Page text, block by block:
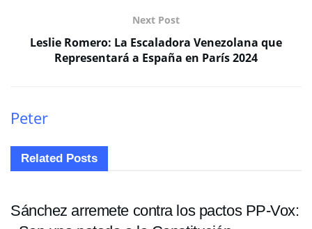
Next Post
Leslie Romero: La Escaladora Venezolana que
Representará a España en París 2024
Peter
Related Posts
INTERNACIONALES
Sánchez arremete contra los pactos PP-Vox: